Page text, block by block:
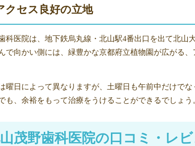
クセス良好の立地
科医院は、地下鉄烏丸線・北山駅4番出口を出て北山
で向かい側には、緑豊かな京都府立植物園が広がる
曜日によって異なりますが、土曜日も午前中だけで
も、余裕をもって治療をうけることができるでしょう
茂野歯科医院の口コミ・レ